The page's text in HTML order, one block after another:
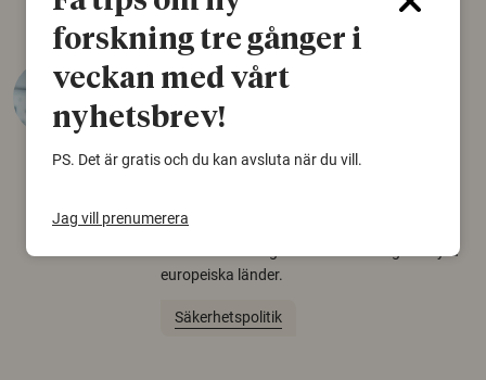
Varför tror vissa på rysk
desinformation?
för rysk desinformation. Det visar en studie
från Försvarshögskolan med deltagare i fyra
europeiska länder.
Säkerhetspolitik
forskning tre gånger i
veckan med vårt
nyhetsbrev!
PS. Det är gratis och du kan avsluta när du vill.
Jag vill prenumerera